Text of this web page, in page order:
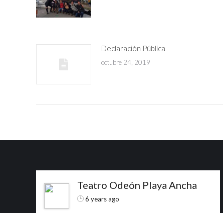
Declaración Pública
octubre 24, 2019
Teatro Odeón Playa Ancha
6 years ago